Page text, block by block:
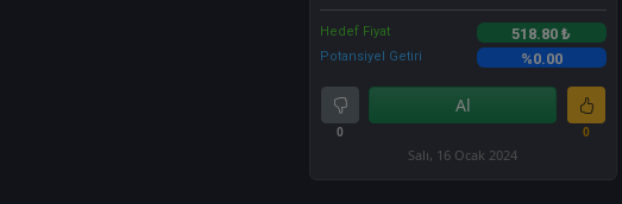
Hedef Fiyat 518.80 ₺
Potansiyel Getiri %0.00
0
Al
0
Salı, 16 Ocak 2024